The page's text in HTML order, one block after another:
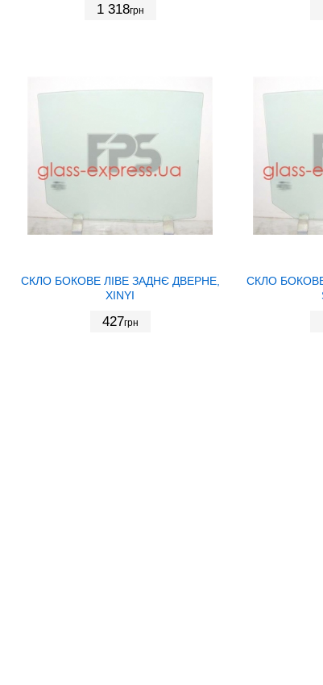
1 318грн
СКЛО БОКОВЕ ЛІВЕ ЗАДНЄ ДВЕРНЕ,
XINYI
427грн
СКЛО